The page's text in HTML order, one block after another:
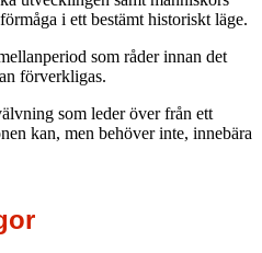
i ett bestämt historiskt läge.
som råder innan det
förverkligas.
som leder över från ett
kan, men behöver inte, innebära